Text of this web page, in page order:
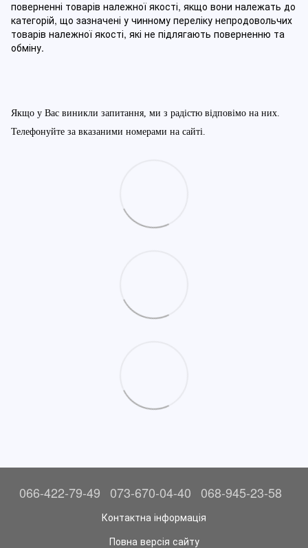
поверненні товарів належної якості, якщо вони належать до
категорій, що зазначені у чинному переліку непродовольчих
товарів належної якості, які не підлягають поверненню та
обміну.
Якщо у Вас виникли запитання, ми з радістю відповімо на них.
Телефонуйте за вказаними номерами на сайті.
066-422-79-49 073-670-04-40 068-945-23-58
Контактна інформація
Повна версія сайту